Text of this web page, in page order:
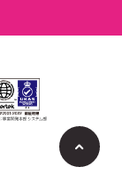
p
a
g